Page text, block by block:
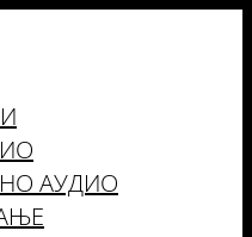
АУДИО